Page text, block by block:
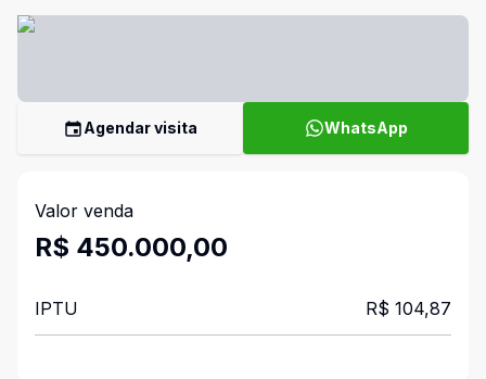
Agendar visita WhatsApp
Valor venda
R$ 450.000,00
IPTU R$ 104,87